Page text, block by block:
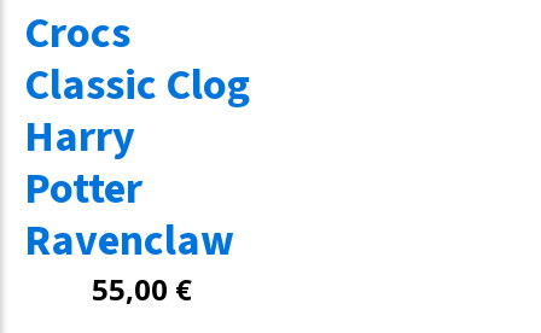
Crocs
Classic Clog
Harry
Potter
Ravenclaw
55,00 €